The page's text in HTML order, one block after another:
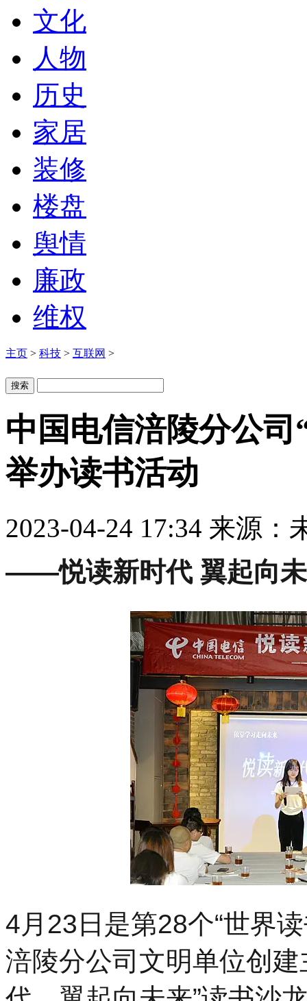
文化
人物
历史
家居
装修
楼盘
舆情
廉政
维权
主页 > 科技 > 互联网 >
中国电信涪陵分公
举办读书活动
2023-04-24 17:34 来源：
——悦读新时代 翼起向
4月23日是第28个“世界
涪陵分公司文明单位创